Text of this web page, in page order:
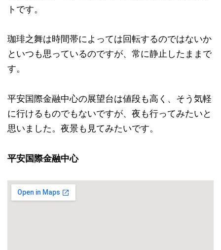
トです。
珈琲之舞は時間帯によっては回転するのではないか
といつも思っているのですが、常に静止したままで
す。
平安国際金融中心の展望台は値段も高く、そう気軽
に行けるものでもないですが、夜も行ってみたいと
思いました。夜景も見てみたいです。
平安国際金融中心